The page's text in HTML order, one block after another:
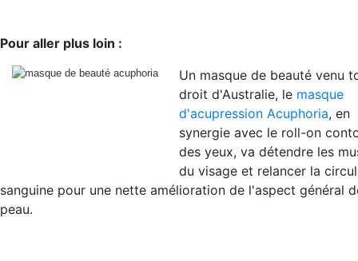
Pour aller plus loin :
Un masque de beauté venu
droit d'Australie, le masque
d'acupression Acuphoria, en
synergie avec le roll-on
des yeux, va détendre les
du visage et relancer la
sanguine pour une nette amélioration de l'aspect général
peau.